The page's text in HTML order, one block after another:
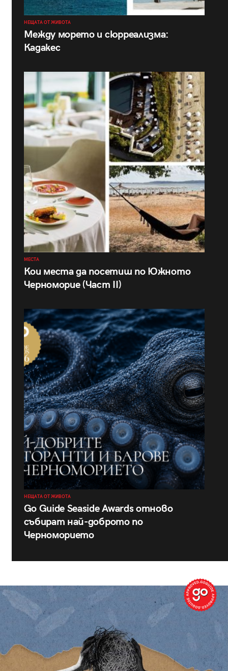
НЕЩАТА ОТ ЖИВОТА
Между морето и сюрреализма:
Кадакес
МЕСТА
Кои места да посетиш по Южното
Черноморие (Част II)
НЕЩАТА ОТ ЖИВОТА
Go Guide Seaside Awards отново
събират най-доброто по
Черноморието